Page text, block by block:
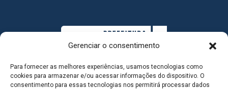
Gerenciar o consentimento
Para fornecer as melhores experiências, usamos tecnologias como
cookies para armazenar e/ou acessar informações do dispositivo. O
consentimento para essas tecnologias nos permitirá processar dados